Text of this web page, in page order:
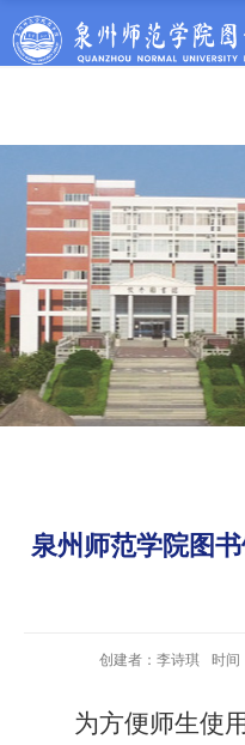
泉州师范学院图
创建者：李诗琪 时间
为方便师生使